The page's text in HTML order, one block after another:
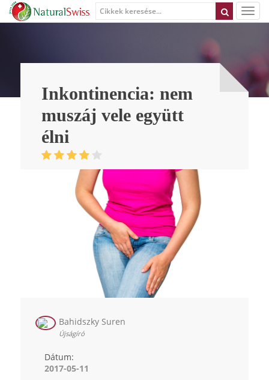
Inkontinencia: nem
muszáj vele együtt
élni
Bahidszky Suren
Újságíró
Dátum:
2017-05-11